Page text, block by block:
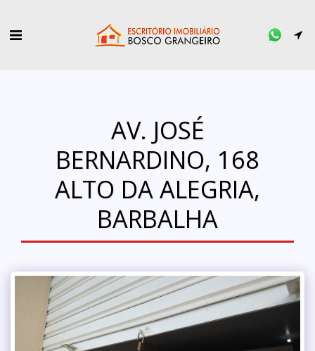
AV. JOSÉ
BERNARDINO, 168
ALTO DA ALEGRIA,
BARBALHA